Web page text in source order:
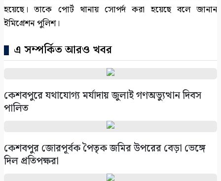
হয়েছে। তাকে পোর্ট থানায় সোপর্দ করা হয়েছে বলে জানান
ইমিগ্রেশন পুলিশ।
এ সম্পর্কিত আরও খবর
কেশবপুরে যথাযোগ্য মর্যাদায় জুলাই গণঅভ্যুত্থান দিবস
পালিত
কেশবপুর জোরপূর্বক পৈতৃক জমির উপরের বেড়া ভেঙ্গে
দিল প্রতিপক্ষরা